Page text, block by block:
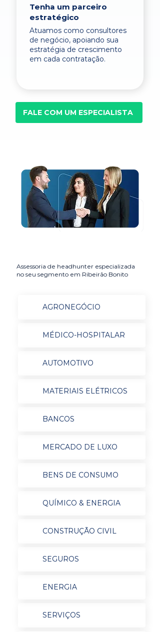
Tenha um parceiro
estratégico
Atuamos como consultores
de negócio, apoiando sua
estratégia de crescimento
em cada contratação.
FALE COM UM ESPECIALISTA
Assessoria de headhunter especializada
no seu segmento em Ribeirão Bonito
AGRONEGÓCIO
MÉDICO-HOSPITALAR
AUTOMOTIVO
MATERIAIS ELÉTRICOS
BANCOS
MERCADO DE LUXO
BENS DE CONSUMO
QUÍMICO & ENERGIA
CONSTRUÇÃO CIVIL
SEGUROS
ENERGIA
SERVIÇOS